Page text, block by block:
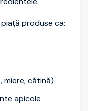
produse ca:
miere, cătină)
apicole